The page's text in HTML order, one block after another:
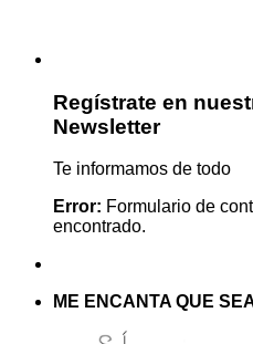
Regístrate en
Newsletter
Te informamos de todo
Error: Formulario de
encontrado.
ME ENCANTA QUE